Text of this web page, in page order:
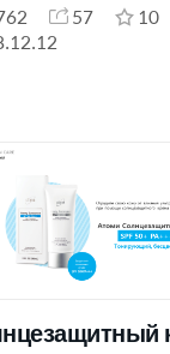
57
10